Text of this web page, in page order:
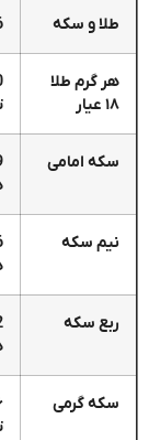
طلا و سکه 6
هر گرم طلا
۱۸ عیار
سکه امامی
نیم سکه
ربع سکه
سکه گرمی